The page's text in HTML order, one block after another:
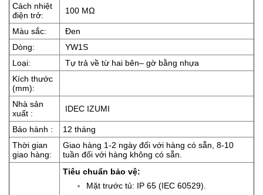
Cách nhiệt
điện trở:
100 MΩ
Màu sắc:
Đen
Dòng:
YW1S
Loại:
Tự trả về từ hai bên– gờ bằng nhựa
Kích thước
(mm):
Nhà sản
xuất :
IDEC IZUMI
Bảo hành :
12 tháng
Thời gian
giao hàng:
Giao hàng 1-2 ngày đối với hàng có sẵn, 8-10
tuần đối với hàng không có sẵn.
Tiêu chuẩn bảo vệ:
Mặt trước tủ: IP 65 (IEC 60529).